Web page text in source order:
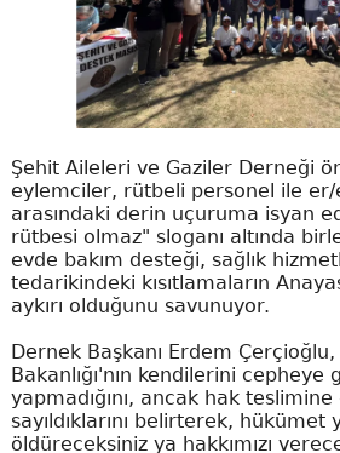
Şehit Aileleri ve Gaziler Derneği
eylemciler, rütbeli personel ile er/
arasındaki derin uçuruma isyan
rütbesi olmaz" sloganı altında
evde bakım desteği, sağlık
tedarikindeki kısıtlamaların
aykırı olduğunu savunuyor.
Dernek Başkanı Erdem
Bakanlığı'nın kendilerini cepheye
yapmadığını, ancak hak
sayıldıklarını belirterek, hükümet
öldüreceksiniz ya hakkımızı